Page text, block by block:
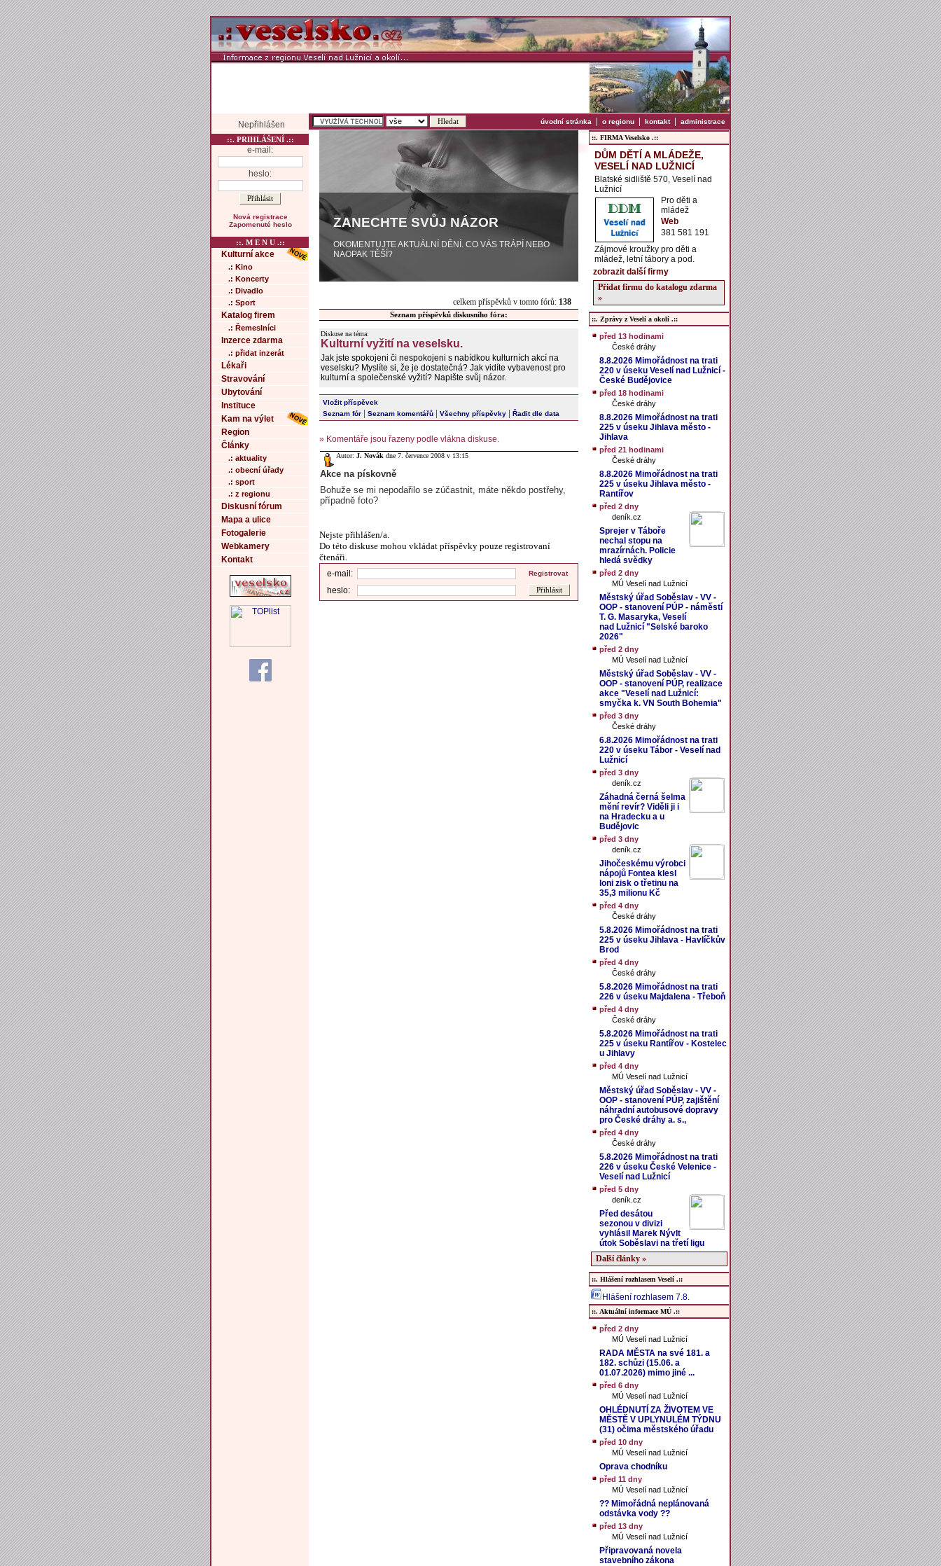
Nepřihlášen úvodní stránka | o regionu | kontakt| administrace
::. PRIHLÁŠENÍ .::
e-mail:
heslo:
Nová registrace
Zapomenuté heslo
::. M E N U .::
Kulturní akce
.: Kino
.: Koncerty
.: Divadlo
.: Sport
Katalog firem
.: Řemeslníci
Inzerce zdarma
.: přidat inzerát
Lékaři
Stravování
Ubytování
Instituce
Kam na výlet
Region
Články
.: aktuality
.: obecní úřady
.: sport
.: z regionu
Diskusní fórum
Mapa a ulice
Fotogalerie
Webkamery
Kontakt
ZANECHTE SVŮJ NÁZOR
OKOMENTUJTE AKTUÁLNÍ DĚNÍ. CO VÁS TRÁPÍ NEBO
NAOPAK TĚŠÍ?
celkem příspěvků v tomto fórů: 138
Seznam příspěvků diskusního fóra:
Diskuse na téma:
Kulturní vyžití na veselsku.
Jak jste spokojeni či nespokojeni s nabídkou kulturních akcí na
veselsku? Myslíte si, že je dostatečná? Jak vidíte vybavenost pro
kulturní a společenské vyžití? Napište svůj názor.
Vložit příspěvek
Seznam fór | Seznam komentářů | Všechny příspěvky | Řadit dle data
» Komentáře jsou řazeny podle vlákna diskuse.
Autor: J. Novák dne 7. července 2008 v 13:15
Akce na pískovně
Bohuže se mi nepodařilo se zúčastnit, máte někdo postřehy,
případně foto?
Nejste přihlášen/a.
Do této diskuse mohou vkládat příspěvky pouze registrovaní
čtenáři.
e-mail: Registrovat
heslo:
::. FIRMA Veselsko .::
DŮM DĚTÍ A MLÁDEŽE,
VESELÍ NAD LUŽNICÍ
Blatské sidliště 570, Veselí nad
Lužnicí
Pro děti a
mládež
Web
381 581 191
Zájmové kroužky pro děti a
mládež, letní tábory a pod.
zobrazit další firmy
Přidat firmu do katalogu zdarma
»
::. Zprávy z Veselí a okolí .::
před 13 hodinami
České dráhy
8.8.2026 Mimořádnost na trati
220 v úseku Veselí nad Lužnicí -
České Budějovice
před 18 hodinami
České dráhy
8.8.2026 Mimořádnost na trati
225 v úseku Jihlava město -
Jihlava
před 21 hodinami
České dráhy
8.8.2026 Mimořádnost na trati
225 v úseku Jihlava město -
Rantířov
před 2 dny
deník.cz
Sprejer v Táboře
nechal stopu na
mrazírnách. Policie
hledá svědky
před 2 dny
MÚ Veselí nad Lužnicí
Městský úřad Soběslav - VV -
OOP - stanovení PÚP - náměstí
T. G. Masaryka, Veselí
nad Lužnicí "Selské baroko
2026"
před 2 dny
MÚ Veselí nad Lužnicí
Městský úřad Soběslav - VV -
OOP - stanovení PÚP, realizace
akce "Veselí nad Lužnicí:
smyčka k. VN South Bohemia"
před 3 dny
České dráhy
6.8.2026 Mimořádnost na trati
220 v úseku Tábor - Veselí nad
Lužnicí
před 3 dny
deník.cz
Záhadná černá šelma
mění revír? Viděli ji i
na Hradecku a u
Budějovic
před 3 dny
deník.cz
Jihočeskému výrobci
nápojů Fontea klesl
loni zisk o třetinu na
35,3 milionu Kč
před 4 dny
České dráhy
5.8.2026 Mimořádnost na trati
225 v úseku Jihlava - Havlíčkův
Brod
před 4 dny
České dráhy
5.8.2026 Mimořádnost na trati
226 v úseku Majdalena - Třeboň
před 4 dny
České dráhy
5.8.2026 Mimořádnost na trati
225 v úseku Rantířov - Kostelec
u Jihlavy
před 4 dny
MÚ Veselí nad Lužnicí
Městský úřad Soběslav - VV -
OOP - stanovení PÚP, zajištění
náhradní autobusové dopravy
pro České dráhy a. s.,
před 4 dny
České dráhy
5.8.2026 Mimořádnost na trati
226 v úseku České Velenice -
Veselí nad Lužnicí
před 5 dny
deník.cz
Před desátou
sezonou v divizi
vyhlásil Marek Nývlt
útok Soběslavi na třetí ligu
Další články »
::. Hlášení rozhlasem Veselí .::
Hlášení rozhlasem 7.8.
::. Aktuální informace MÚ .::
před 2 dny
MÚ Veselí nad Lužnicí
RADA MĚSTA na své 181. a
182. schůzi (15.06. a
01.07.2026) mimo jiné ...
před 6 dny
MÚ Veselí nad Lužnicí
OHLÉDNUTÍ ZA ŽIVOTEM VE
MĚSTĚ V UPLYNULÉM TÝDNU
(31) očima městského úřadu
před 10 dny
MÚ Veselí nad Lužnicí
Oprava chodníku
před 11 dny
MÚ Veselí nad Lužnicí
?? Mimořádná neplánovaná
odstávka vody ??
před 13 dny
MÚ Veselí nad Lužnicí
Připravovaná novela
stavebního zákona